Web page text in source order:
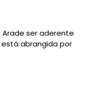
ser aderente
está abrangida por